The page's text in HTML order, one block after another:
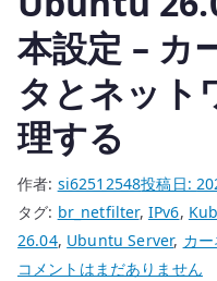
本設定 – カ
タとネット
理する
作者: si62512548投稿日:
タグ: br_netfilter, IPv6,
26.04, Ubuntu Server, カ
Ubuntu
コメントはまだありません